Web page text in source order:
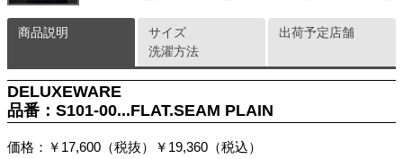
商品説明
DELUXEWARE
品番：S101-00...FLAT.SEAM PLAIN
価格：￥17,600（税抜）￥19,360（税込）
サイズ
洗濯方法
出荷予定店舗